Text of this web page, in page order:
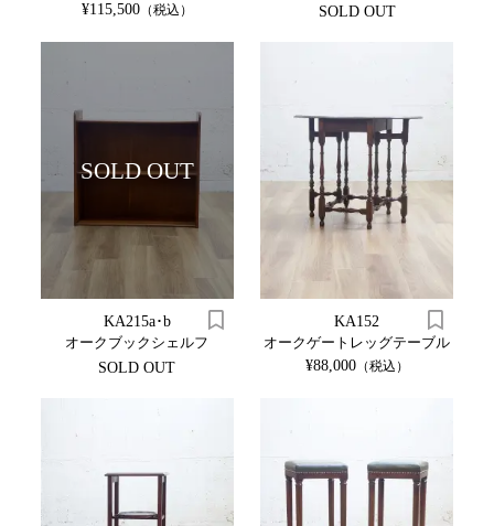
¥115,500（税込） SOLD OUT
SOLD OUT
KA215a･b
オークブックシェルフ
SOLD OUT
KA152
オークゲートレッグテーブル
¥88,000（税込）